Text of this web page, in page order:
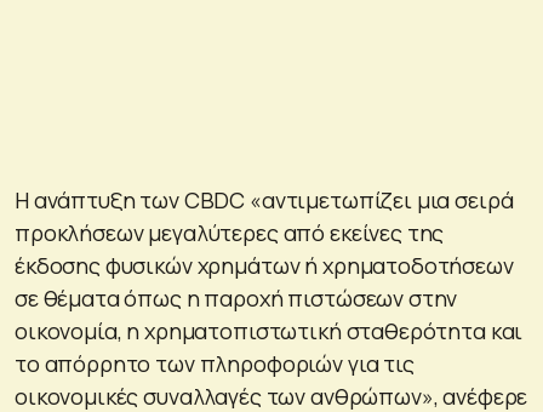
Η ανάπτυξη των CBDC «αντιμετωπίζει μια σειρά
προκλήσεων μεγαλύτερες από εκείνες της
έκδοσης φυσικών χρημάτων ή χρηματοδοτήσεων
σε θέματα όπως η παροχή πιστώσεων στην
οικονομία, η χρηματοπιστωτική σταθερότητα και
το απόρρητο των πληροφοριών για τις
οικονομικές συναλλαγές των ανθρώπων», ανέφερε